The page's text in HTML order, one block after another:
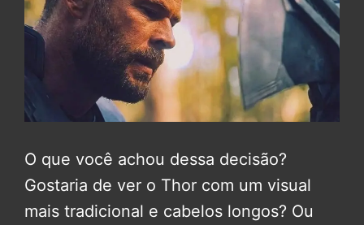
O que você achou dessa decisão?
Gostaria de ver o Thor com um visual
mais tradicional e cabelos longos? Ou